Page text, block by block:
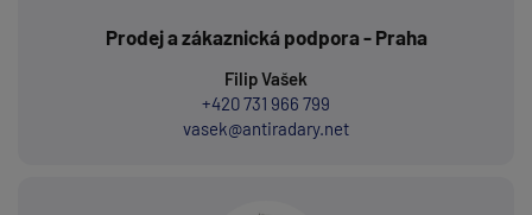
Prodej a zákaznická podpora - Praha
Filip Vašek
+420 731 966 799
vasek@antiradary.net